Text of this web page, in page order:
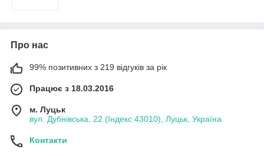
Про нас
99% позитивних з 219 відгуків за рік
Працює з 18.03.2016
м. Луцьк
вул. Дубнівська, 22 (Індекс 43010), Луцьк, Україна
Контакти